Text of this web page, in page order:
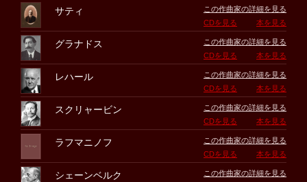
サティ
この作曲家の詳細を見る
CDを見る
本を見る
グラナドス
この作曲家の詳細を見る
CDを見る
本を見る
レハール
この作曲家の詳細を見る
CDを見る
本を見る
スクリャービン
この作曲家の詳細を見る
CDを見る
本を見る
ラフマニノフ
この作曲家の詳細を見る
CDを見る
本を見る
シェーンベルク
この作曲家の詳細を見る